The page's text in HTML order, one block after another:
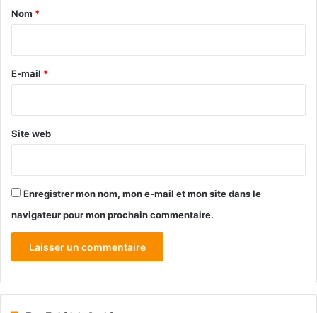
a
e
Nom *
E-mail *
Site web
Enregistrer mon nom, mon e-mail et mon site dans le
navigateur pour mon prochain commentaire.